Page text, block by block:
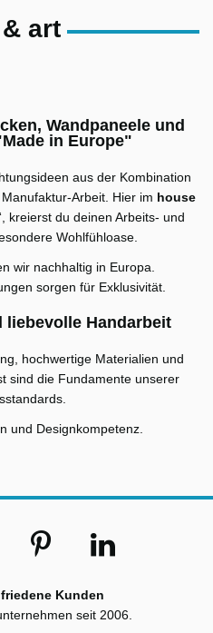
art
Wandpaneele und
in Europe"
aus der Kombination
Arbeit. Hier im house
kreierst du deinen Arbeits- und
Wohlfühloase.
wir nachhaltig in Europa.
sorgen für Exklusivität.
liebevolle Handarbeit
hochwertige Materialien und
sind die Fundamente unserer
und Designkompetenz.
Kunden
seit 2006.